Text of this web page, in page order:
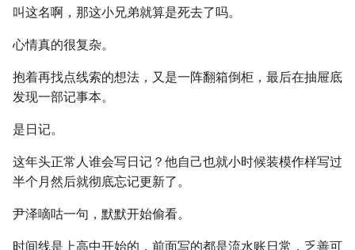
叫这名啊，那这小兄弟就算是死去了吗。
心情真的很复杂。
抱着再找点线索的想法，又是一阵翻箱倒柜，最后在抽屉底
发现一部记事本。
是日记。
这年头正常人谁会写日记？他自己也就小时候装模作样写过
半个月然后就彻底忘记更新了。
尹泽嘀咕一句，默默开始偷看。
时间线是上高中开始的，前面写的都是流水账日常，乏善可